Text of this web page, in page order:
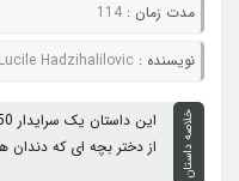
مدت زمان :114
نويسنده : Brian Catling, Geoff Cox, Lucile Hadzihalilovic
خلاصه داستان
از دختر بچه ای که